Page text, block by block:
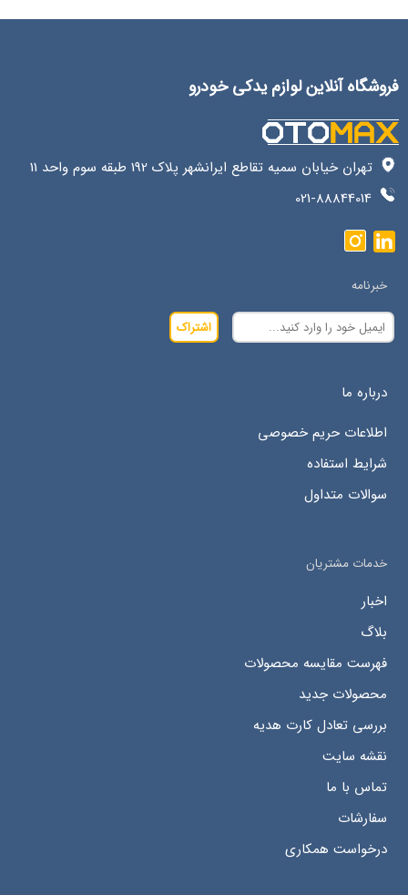
فروشگاه آنلاین لوازم یدکی خودرو
تهران خیابان سمیه تقاطع ایرانشهر پلاک 192 طبقه سوم واحد 11
021-88844014
خبرنامه
اشتراک
درباره ما
اطلاعات حریم خصوصی
شرایط استفاده
سوالات متداول
خدمات مشتریان
اخبار
بلاگ
فهرست مقایسه محصولات
محصولات جدید
بررسی تعادل کارت هدیه
نقشه سایت
تماس با ما
سفارشات
درخواست همکاری